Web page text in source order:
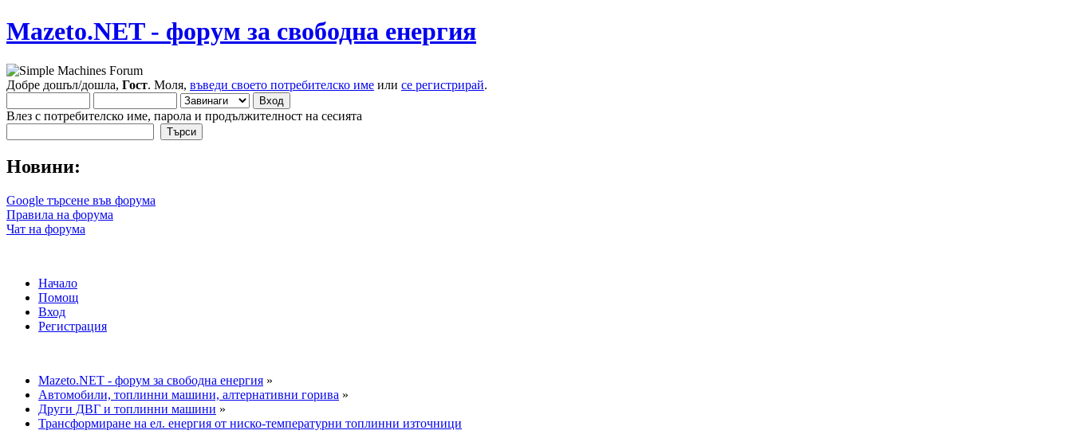
Mazeto.NET - форум за свободна енергия
Добре дошъл/дошла, Гост. Моля, въведи своето потребителско име или се регистрирай.
Влез с потребителско име, парола и продължителност на сесията
Новини:
Google търсене във форума
Правила на форума
Чат на форума
Начало
Помощ
Вход
Регистрация
Mazeto.NET - форум за свободна енергия »
Автомобили, топлинни машини, алтернативни горива »
Други ДВГ и топлинни машини »
Трансформиране на ел. енергия от ниско-температурни топлинни източници